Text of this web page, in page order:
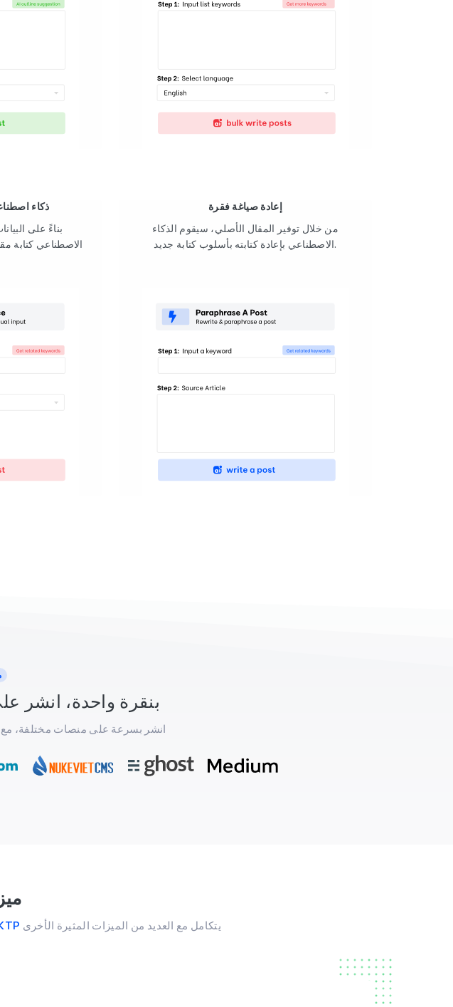
ذكاء
بناءً على
الاصطناعي كتابة
إعادة صياغة فقرة
من خلال توفير المقال الأصلي، سيقوم الذكاء
الاصطناعي بإعادة كتابته بأسلوب كتابة جديد.
بنقرة واحدة، انشر
انشر بسرعة على منصات مختلفة،
يتكامل مع العديد من الميزات المثيرة الأخرى